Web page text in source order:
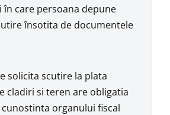
care persoana depune
însotita de documentele
solicita scutire la plata
cladiri si teren are obligatia
cunostinta organului fiscal